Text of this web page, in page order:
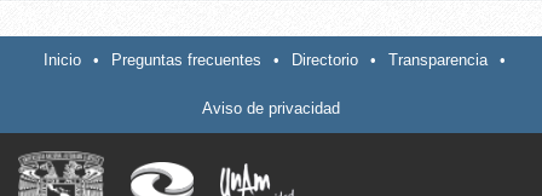
Inicio • Preguntas frecuentes • Directorio • Transparencia •
Aviso de privacidad